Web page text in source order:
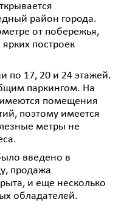
район города.
от побережья,
построек
по 17, 20 и 24 этажей.
паркингом. На
помещения
поэтому имеется
метры не
введено в
продажа
и еще несколько
обладателей.